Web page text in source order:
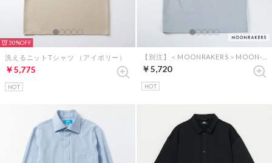
30%
洗えるニットTシャツ （アイボリー）
￥5,775
HOT
￥5,720
HOT